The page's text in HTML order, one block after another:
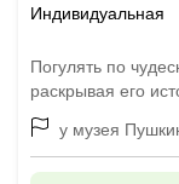
Индивидуальная
Погулять по
раскрывая его
у музея